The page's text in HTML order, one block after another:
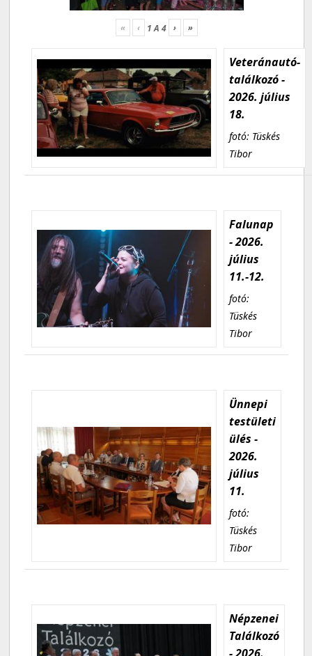
« ‹ 1A 4 › »
Veteránautó-
találkozó -
2026. július
18.
fotó: Tüskés
Tibor
Falunap
- 2026.
július
11.-12.
fotó:
Tüskés
Tibor
Ünnepi
testületi
ülés -
2026.
július
11.
fotó:
Tüskés
Tibor
Népzenei
Találkozó